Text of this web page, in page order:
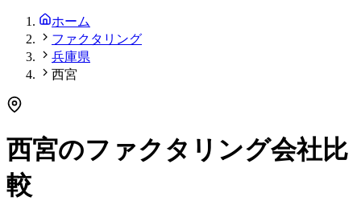
ホーム
ファクタリング
兵庫県
西宮
西宮のファクタリング会社比
較